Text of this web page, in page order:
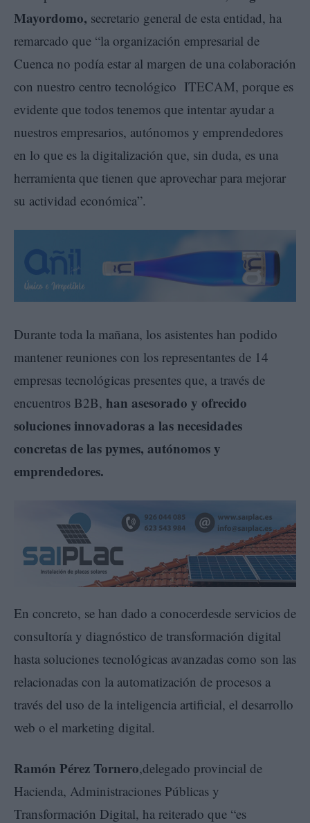
Mayordomo, secretario general de esta entidad, ha
remarcado que “la organización empresarial de
Cuenca no podía estar al margen de una colaboración
con nuestro centro tecnológico ITECAM, porque es
evidente que todos tenemos que intentar ayudar a
nuestros empresarios, autónomos y emprendedores
en lo que es la digitalización que, sin duda, es una
herramienta que tienen que aprovechar para mejorar
su actividad económica”.
Durante toda la mañana, los asistentes han podido
mantener reuniones con los representantes de 14
empresas tecnológicas presentes que, a través de
encuentros B2B, han asesorado y ofrecido
soluciones innovadoras a las necesidades
concretas de las pymes, autónomos y
emprendedores.
En concreto, se han dado a conocerdesde servicios de
consultoría y diagnóstico de transformación digital
hasta soluciones tecnológicas avanzadas como son las
relacionadas con la automatización de procesos a
través del uso de la inteligencia artificial, el desarrollo
web o el marketing digital.
Ramón Pérez Tornero,delegado provincial de
Hacienda, Administraciones Públicas y
Transformación Digital, ha reiterado que “es